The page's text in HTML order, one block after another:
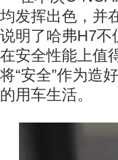
均发挥出色，并
说明了哈弗H7不
在安全性能上值
将“安全”作为造
的用车生活。